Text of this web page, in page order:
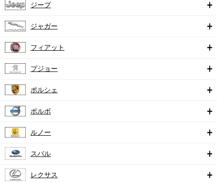
ジープ
ジャガー
フィアット
プジョー
ポルシェ
ボルボ
ルノー
スバル
レクサス